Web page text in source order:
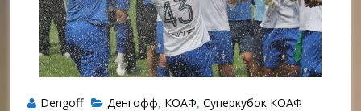
Dengoff Денгофф КОАФ ,Суперкубок КОАФ